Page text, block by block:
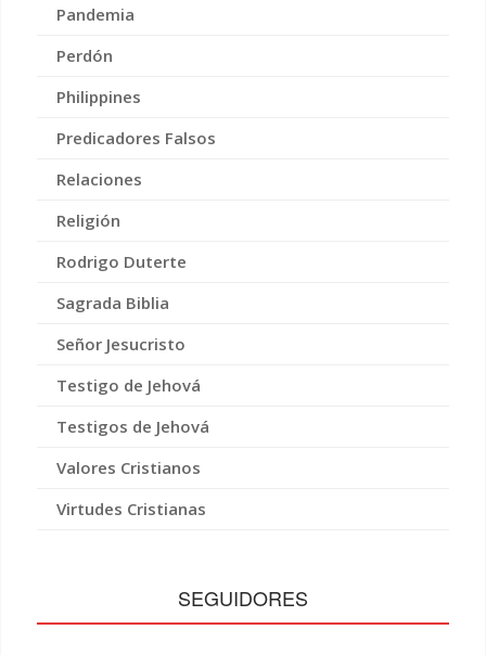
Pandemia
Perdón
Philippines
Predicadores Falsos
Relaciones
Religión
Rodrigo Duterte
Sagrada Biblia
Señor Jesucristo
Testigo de Jehová
Testigos de Jehová
Valores Cristianos
Virtudes Cristianas
SEGUIDORES